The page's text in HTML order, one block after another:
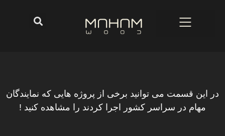
در این قسمت می توانید برخی از پروژه هایی که نمایندگان
مهام در سراسر کشور اجرا کردند را مشاهده کنید !